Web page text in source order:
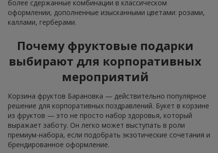
более сдержанные комбинации в классическом
оформлении, дополненные изысканными цветами: розами,
каллами, герберами.
Почему фруктовые подарки
выбирают для корпоративных
мероприятий
Корзина фруктов Барановка — действительно популярное
решение для корпоративных поздравлений. Букет в корзине
из фруктов — это не просто набор здоровья, который
выражает заботу. Он легко может выступать в роли
премиум-набора, если подобрать экзотические сочетания и
брендированное оформление.